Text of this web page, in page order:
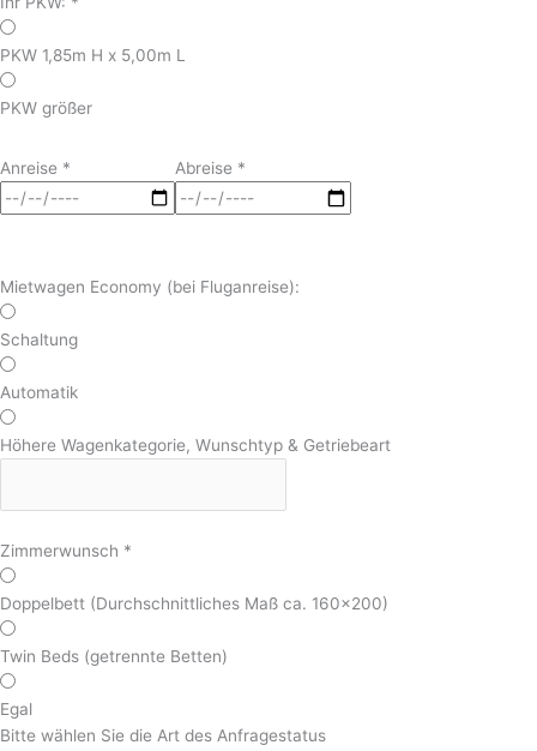
PKW 1,85m H x 5,00m L
PKW größer
Anreise * Abreise *
Mietwagen Economy (bei Fluganreise):
Schaltung
Automatik
Höhere Wagenkategorie, Wunschtyp & Getriebeart
Zimmerwunsch *
Doppelbett (Durchschnittliches Maß ca. 160x200)
Twin Beds (getrennte Betten)
Egal
Bitte wählen Sie die Art des Anfragestatus